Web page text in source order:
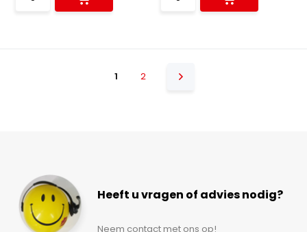
1 2
Heeft u vragen of advies nodig?
Neem contact met ons op!